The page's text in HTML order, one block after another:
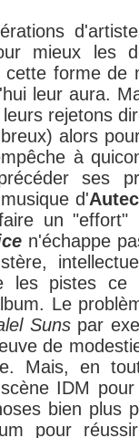
mieux les
forme de
leur aura.
rejetons
alors
à
ses
d'
un "effort"
n'échappe
les pistes
Le
Sunspar
de
Mais, en
IDM
bien plus
pour